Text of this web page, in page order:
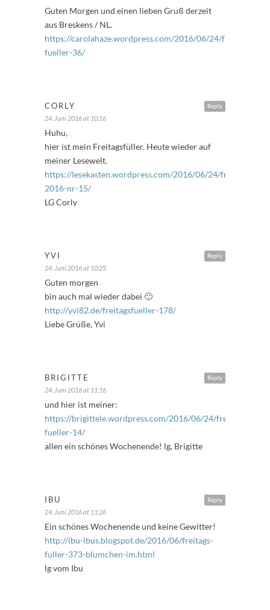
Guten Morgen und einen lieben Gruß derzeit
aus Breskens / NL.
https://carolahaze.wordpress.com/2016/06/24/freitags-
fueller-36/
Reply
CORLY
24. Juni 2016 at 10:16
Huhu,
hier ist mein Freitagsfüller. Heute wieder auf
meiner Lesewelt.
https://lesekasten.wordpress.com/2016/06/24/
2016-nr-15/
LG Corly
Reply
YVI
24. Juni 2016 at 10:25
Guten morgen
bin auch mal wieder dabei 🙂
http://yvi82.de/freitagsfueller-178/
Liebe Grüße, Yvi
Reply
BRIGITTE
24. Juni 2016 at 11:16
und hier ist meiner:
https://brigittele.wordpress.com/2016/06/24/freitags-
fueller-14/
allen ein schönes Wochenende! lg, Brigitte
Reply
IBU
24. Juni 2016 at 11:26
Ein schönes Wochenende und keine Gewitter!
http://ibu-ibus.blogspot.de/2016/06/freitags-
fuller-373-blumchen-im.html
lg vom Ibu